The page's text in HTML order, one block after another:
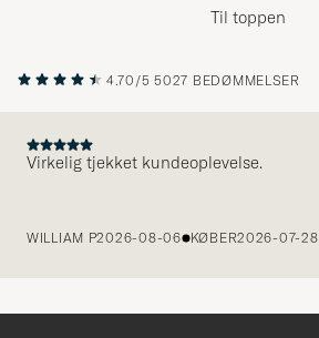
Til toppen
4.70/5 5027 BEDØMMELSER
Virkelig tjekket kundeoplevelse.
WILLIAM P2026-08-06 KØBER2026-07-28